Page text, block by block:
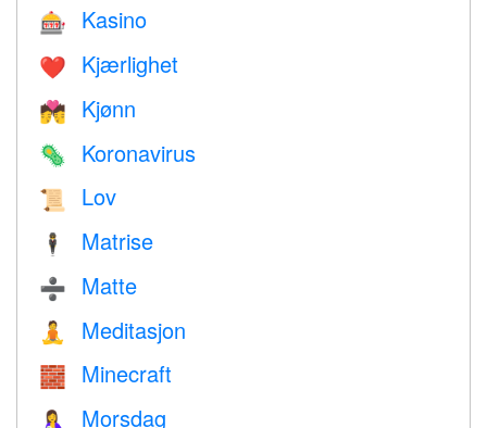
🎰 Kasino
❤️️ Kjærlighet
💏 Kjønn
🦠 Koronavirus
📜 Lov
🕴️ Matrise
➗ Matte
🧘 Meditasjon
🧱 Minecraft
🤱 Morsdag